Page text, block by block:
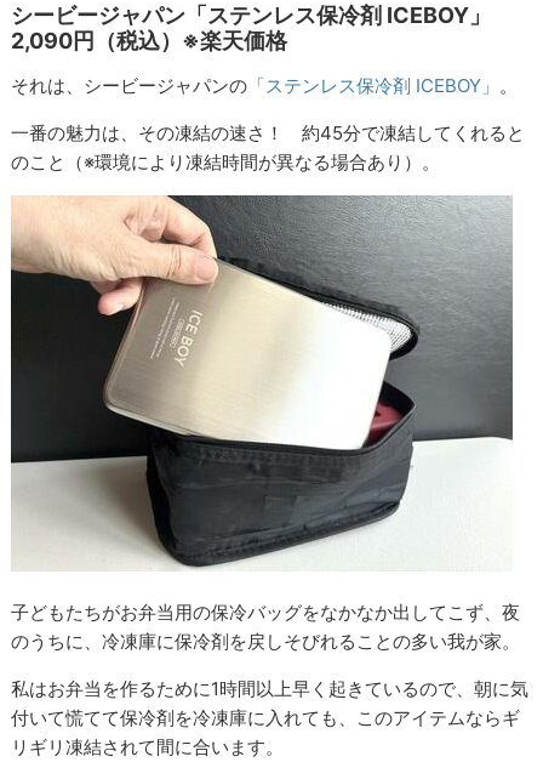
シービージャパン「ステンレス保冷剤 ICEBOY」
2,090円（税込）※楽天価格
それは、シービージャパンの 「ステンレス保冷剤 ICEBOY」 。
一番の魅力は、その凍結の速さ！ 約45分で凍結してくれると
のこと（※環境により凍結時間が異なる場合あり）。
子どもたちがお弁当用の保冷バッグをなかなか出してこず、夜
のうちに、冷凍庫に保冷剤を戻しそびれることの多い我が家。
私はお弁当を作るために1時間以上早く起きているので、朝に気
付いて慌てて保冷剤を冷凍庫に入れても、このアイテムならギ
リギリ凍結されて間に合います。